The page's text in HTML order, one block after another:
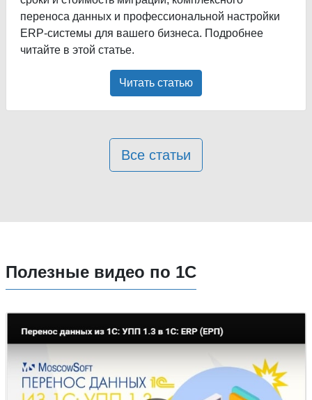
переноса данных и профессиональной настройки
ERP-системы для вашего бизнеса. Подробнее
читайте в этой статье.
Читать статью
Все статьи
Полезные видео по 1С